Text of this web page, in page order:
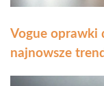
Vogue oprawki
najnowsze